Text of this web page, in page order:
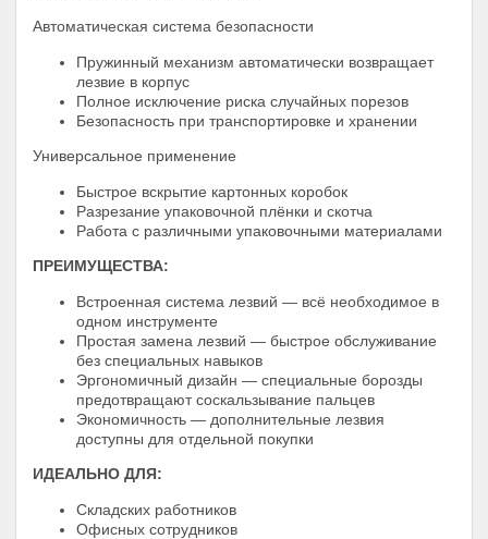
Автоматическая система безопасности
Пружинный механизм автоматически возвращает
лезвие в корпус
Полное исключение риска случайных порезов
Безопасность при транспортировке и хранении
Универсальное применение
Быстрое вскрытие картонных коробок
Разрезание упаковочной плёнки и скотча
Работа с различными упаковочными материалами
ПРЕИМУЩЕСТВА:
Встроенная система лезвий — всё необходимое в
одном инструменте
Простая замена лезвий — быстрое обслуживание
без специальных навыков
Эргономичный дизайн — специальные борозды
предотвращают соскальзывание пальцев
Экономичность — дополнительные лезвия
доступны для отдельной покупки
ИДЕАЛЬНО ДЛЯ:
Складских работников
Офисных сотрудников